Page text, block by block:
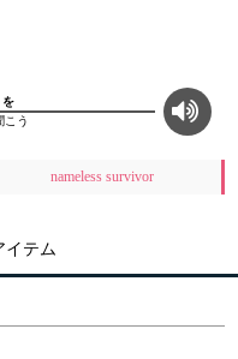
を
こう
nameless survivor
イテム